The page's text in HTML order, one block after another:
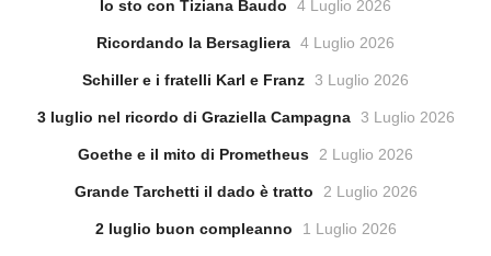
Io sto con Tiziana Baudo 4 Luglio 2026
Ricordando la Bersagliera 4 Luglio 2026
Schiller e i fratelli Karl e Franz 3 Luglio 2026
3 luglio nel ricordo di Graziella Campagna 3 Luglio 2026
Goethe e il mito di Prometheus 2 Luglio 2026
Grande Tarchetti il dado è tratto 2 Luglio 2026
2 luglio buon compleanno 1 Luglio 2026